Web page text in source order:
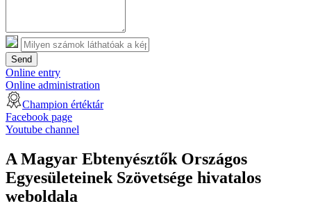
Send
Online entry
Online administration
Champion értéktár
Facebook page
Youtube channel
A Magyar Ebtenyésztők Országos
Egyesületeinek Szövetsége hivatalos
weboldala